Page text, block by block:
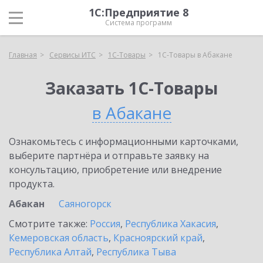
1С:Предприятие 8
Система программ
Главная Сервисы ИТС 1С-Товары 1С-Товары в Абакане
Заказать 1С-Товары
в Абакане
Ознакомьтесь с информационными карточками,
выберите партнёра и отправьте заявку на
консультацию, приобретение или внедрение
продукта.
Абакан
Саяногорск
Смотрите также: Россия, Республика Хакасия,
Кемеровская область, Красноярский край,
Республика Алтай, Республика Тыва